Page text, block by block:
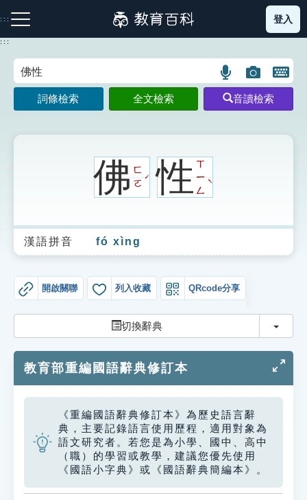
到
主
:::
注音索引圖示 筆畫索引圖示 部首索引表圖示
生字詞彙表
成語故事
索引選單
單字索引
生命大百科索引
遊戲專區
教學應用
登入
:::
語
言
搜
圖
片
搜
開
鍵
圖
詞條檢索 全文檢索 音讀檢索
佛ㄈ
ㄛ
ˊ 性ㄒ
ㄧ
ㄥ
ˋ
漢語拼音 fó xìng
開啟關聯 列入收藏 QRcode分享
切換辭典 切換
教育部重編國語辭典修訂本
《重編國語辭典修訂本》為歷史語言辭
典，主要記錄語言使用歷程，適用對象為
語文研究者。若您是為小學、國中、高中
（職）的學習或教學，建議您優先使用
《國語小字典》或《國語辭典簡編本》。